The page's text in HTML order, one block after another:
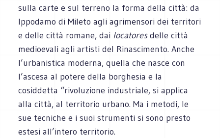
sulla carte e sul terreno la forma della città: da
Ippodamo di Mileto agli agrimensori dei territori
e delle città romane, dai locatoresdelle città
medioevali agli artisti del Rinascimento. Anche
l’urbanistica moderna, quella che nasce con
l’ascesa al potere della borghesia e la
cosiddetta “rivoluzione industriale, si applica
alla città, al territorio urbano. Ma i metodi, le
sue tecniche e i suoi strumenti si sono presto
estesi all’intero territorio.